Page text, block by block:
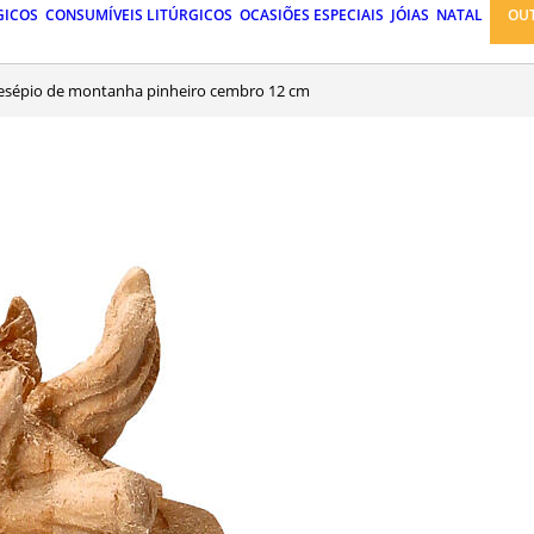
CONSUMÍVEIS LITÚRGICOS OCASIÕES ESPECIAIS JÓIAS NATAL
de montanha pinheiro cembro 12 cm